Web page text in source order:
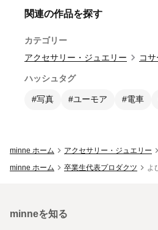
関連の作品を探す
カテゴリー
アクセサリー・ジュエリー
コ
ハッシュタグ
#写真 #ユーモア #電車
minne ホーム アクセサリー・ジュエリー
minne ホーム
卒業生代表プロダクツ よ
minneを知る